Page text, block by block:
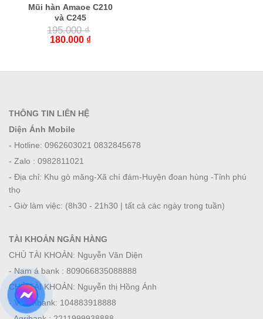
Mũi hàn Amaoe C210
và C245
195.000₫
180.000 ₫
THÔNG TIN LIÊN HỆ
Diện Ánh Mobile
- Hotline: 0962603021 0832845678
- Zalo : 0982811021
- Địa chỉ: Khu gò măng-Xã chí đám-Huyện đoan hùng -Tỉnh phú
thọ
- Giờ làm việc: (8h30 - 21h30 | tất cả các ngày trong tuần)
TÀI KHOẢN NGÂN HÀNG
CHỦ TÀI KHOẢN: Nguyễn Văn Diện
- Nam á bank : 809066835088888
CHỦ TÀI KHOẢN: Nguyễn thị Hồng Ánh
- Viettinbank: 104883918888